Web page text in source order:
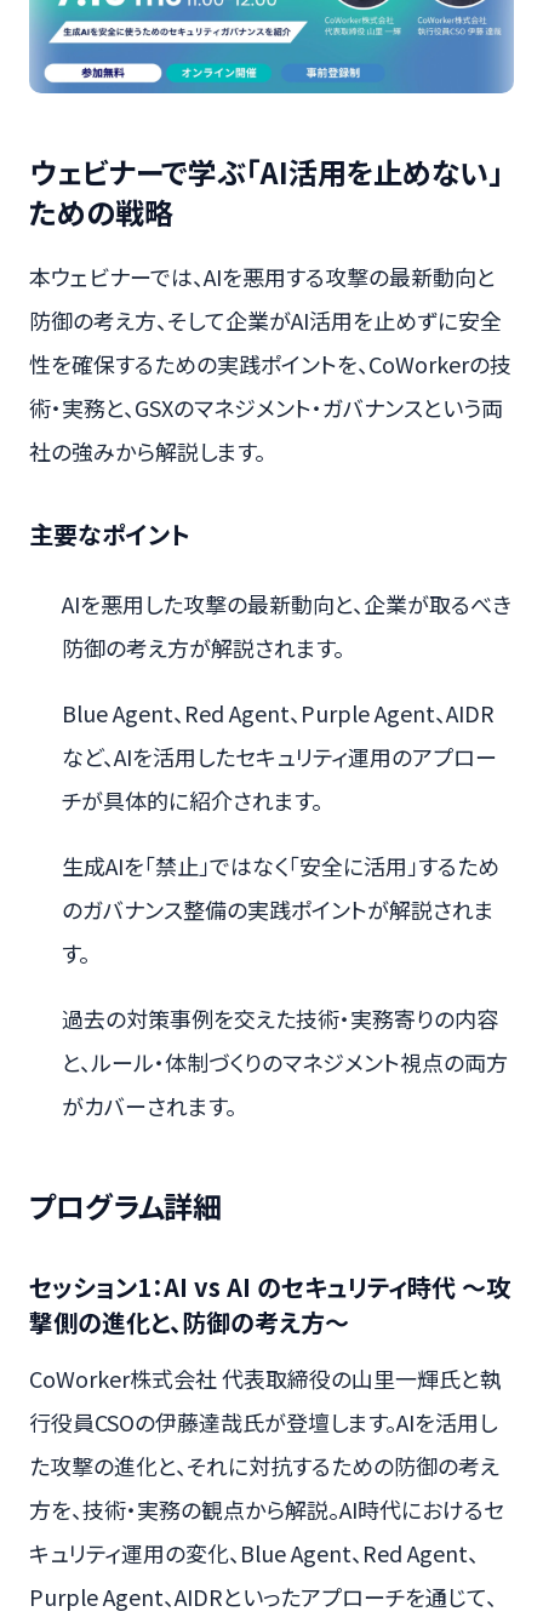
ウェビナーで学ぶ「AI活用を止めない」
ための戦略
本ウェビナーでは、AIを悪用する攻撃の最新動向と
防御の考え方、そして企業がAI活用を止めずに安全
性を確保するための実践ポイントを、CoWorkerの技
術・実務と、GSXのマネジメント・ガバナンスという両
社の強みから解説します。
主要なポイント
AIを悪用した攻撃の最新動向と、企業が取るべき
防御の考え方が解説されます。
Blue Agent、Red Agent、Purple Agent、AIDR
など、AIを活用したセキュリティ運用のアプロー
チが具体的に紹介されます。
生成AIを「禁止」ではなく「安全に活用」するため
のガバナンス整備の実践ポイントが解説されま
す。
過去の対策事例を交えた技術・実務寄りの内容
と、ルール・体制づくりのマネジメント視点の両方
がカバーされます。
プログラム詳細
セッション1：AI vs AI のセキュリティ時代 〜攻
撃側の進化と、防御の考え方〜
CoWorker株式会社 代表取締役の山里一輝氏と執
行役員CSOの伊藤達哉氏が登壇します。AIを活用し
た攻撃の進化と、それに対抗するための防御の考え
方を、技術・実務の観点から解説。AI時代におけるセ
キュリティ運用の変化、Blue Agent、Red Agent、
Purple Agent、AIDRといったアプローチを通じて、